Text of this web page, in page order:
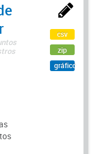
csv
zip
gráfico